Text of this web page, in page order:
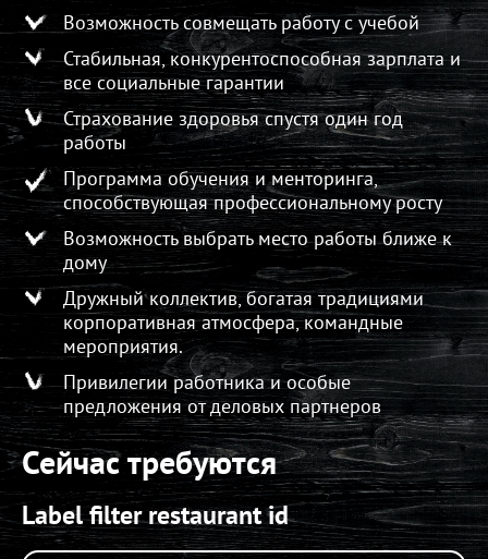
Возможность совмещать работу с учебой
Стабильная, конкурентоспособная зарплата и
все социальные гарантии
Страхование здоровья спустя один год
работы
Программа обучения и менторинга,
способствующая профессиональному росту
Возможность выбрать место работы ближе к
дому
Дружный коллектив, богатая традициями
корпоративная атмосфера, командные
мероприятия.
Привилегии работника и особые
предложения от деловых партнеров
Сейчас требуются
Label filter restaurant id